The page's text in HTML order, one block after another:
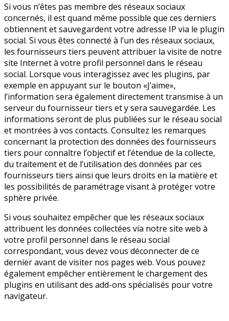
Si vous n’êtes pas membre des réseaux sociaux
concernés, il est quand même possible que ces derniers
obtiennent et sauvegardent votre adresse IP via le plugin
social. Si vous êtes connecté à l’un des réseaux sociaux,
les fournisseurs tiers peuvent attribuer la visite de notre
site Internet à votre profil personnel dans le réseau
social. Lorsque vous interagissez avec les plugins, par
exemple en appuyant sur le bouton «J’aime»,
l’information sera également directement transmise à un
serveur du fournisseur tiers et y sera sauvegardée. Les
informations seront de plus publiées sur le réseau social
et montrées à vos contacts. Consultez les remarques
concernant la protection des données des fournisseurs
tiers pour connaître l’objectif et l’étendue de la collecte,
du traitement et de l’utilisation des données par ces
fournisseurs tiers ainsi que leurs droits en la matière et
les possibilités de paramétrage visant à protéger votre
sphère privée.
Si vous souhaitez empêcher que les réseaux sociaux
attribuent les données collectées via notre site web à
votre profil personnel dans le réseau social
correspondant, vous devez vous déconnecter de ce
dernier avant de visiter nos pages web. Vous pouvez
également empêcher entièrement le chargement des
plugins en utilisant des add-ons spécialisés pour votre
navigateur.